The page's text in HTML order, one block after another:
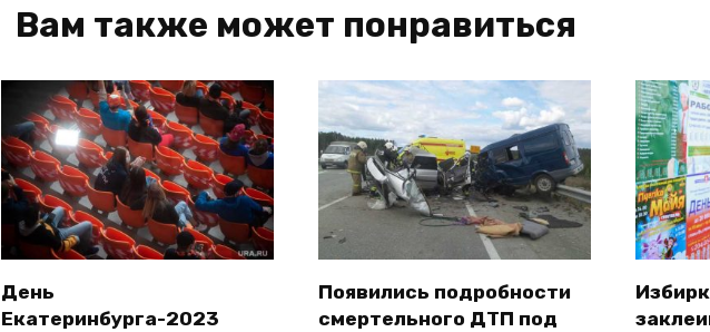
Вам также может понравиться
День
Екатеринбурга-2023
Появились подробности
смертельного ДТП под